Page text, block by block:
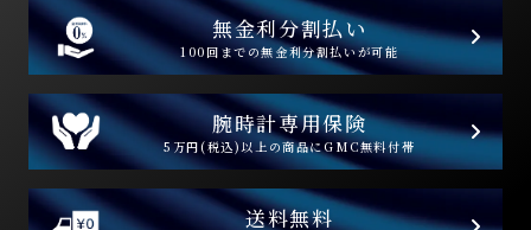
無金利分割払い
100回までの無金利分割払いが可能
腕時計専用保険
5万円(税込)以上の商品にGMC無料付帯
送料無料